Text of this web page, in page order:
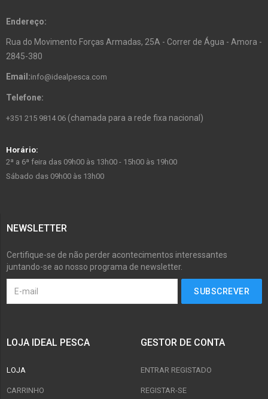
Endereço:
Rua do Movimento Forças Armadas, 25A - Correr de Água - Amora -
2845-380
Email:info@idealpesca.com
Telefone:
+351 215 9814 06 (chamada para a rede fixa nacional)
Horário:
2ª a 6ª feira das 09h00 às 13h00 - 15h00 às 19h00
Sábado das 09h00 às 13h00
NEWSLETTER
Certifique-se de não perder acontecimentos interessantes
juntando-se ao nosso programa de newsletter.
LOJA IDEAL PESCA
LOJA
CARRINHO
GESTOR DE CONTA
ENTRAR REGISTADO
REGISTAR-SE